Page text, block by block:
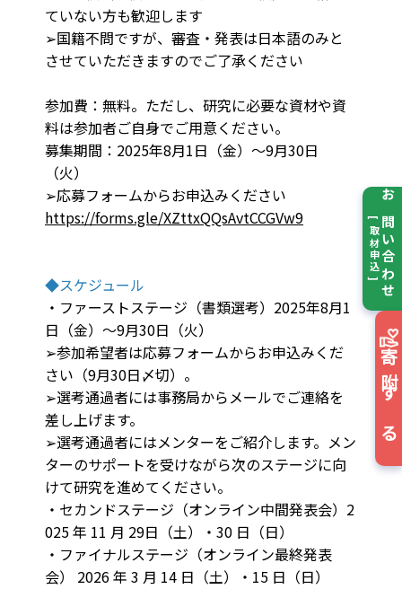
お問い合わせ
[ 取材申込 ]
寄附する
ていない方も歓迎します
➢国籍不問ですが、審査・発表は日本語のみと
させていただきますのでご了承ください
参加費：無料。ただし、研究に必要な資材や資
料は参加者ご自身でご用意ください。
募集期間：2025年8月1日（金）～9月30日
（火）
➢応募フォームからお申込みください
https://forms.gle/XZttxQQsAvtCCGVw9
◆スケジュール
・ファーストステージ（書類選考）2025年8月1
日（金）～9月30日（火）
➢参加希望者は応募フォームからお申込みくだ
さい（9月30日〆切）。
➢選考通過者には事務局からメールでご連絡を
差し上げます。
➢選考通過者にはメンターをご紹介します。メン
ターのサポートを受けながら次のステージに向
けて研究を進めてください。
・セカンドステージ（オンライン中間発表会）2
025 年 11 月 29日（土）・30 日（日）
・ファイナルステージ（オンライン最終発表
会） 2026 年 3 月 14 日（土）・15 日（日）